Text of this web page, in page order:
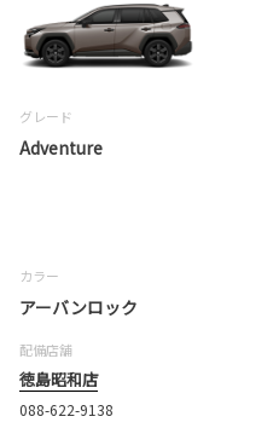
グレード
Adventure
カラー
アーバンロック
配備店舗
徳島昭和店
088-622-9138